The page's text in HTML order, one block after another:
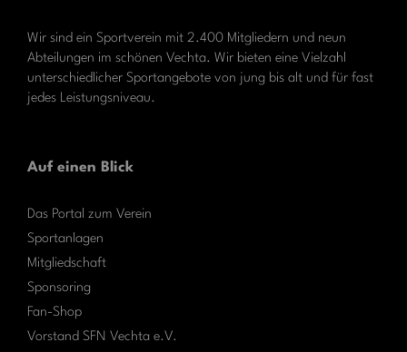
Wir sind ein Sportverein mit 2.400 Mitgliedern und neun
Abteilungen im schönen Vechta. Wir bieten eine Vielzahl
unterschiedlicher Sportangebote von jung bis alt und für fast
jedes Leistungsniveau.
Auf einen Blick
Das Portal zum Verein
Sportanlagen
Mitgliedschaft
Sponsoring
Fan-Shop
Vorstand SFN Vechta e.V.